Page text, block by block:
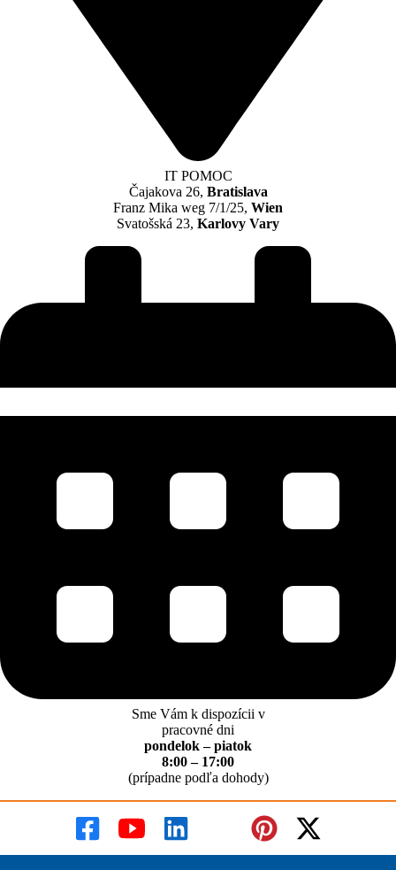
IT POMOC
Čajakova 26, Bratislava
Franz Mika weg 7/1/25, Wien
Svatošská 23, Karlovy Vary
Sme Vám k dispozícii v
pracovné dni
pondelok – piatok
8:00 – 17:00
(prípadne podľa dohody)